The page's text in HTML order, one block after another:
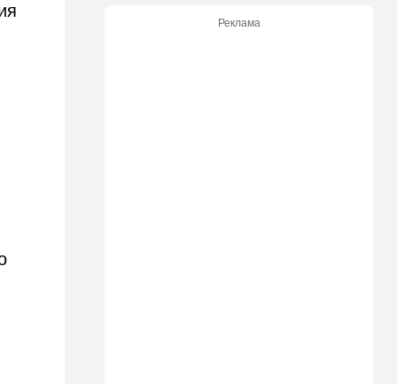
пенсионер скончался из-за
Реклама